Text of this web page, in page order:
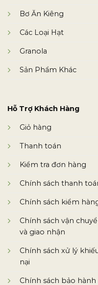
Bơ Ăn Kiêng
Các Loại Hạt
Granola
Sản Phẩm Khác
Hỗ Trợ Khách Hàng
Giỏ hàng
Thanh toán
Kiểm tra đơn hàng
Chính sách thanh
Chính sách kiểm
Chính sách vận
và giao nhận
Chính sách xử lý
nại
Chính sách bảo hành